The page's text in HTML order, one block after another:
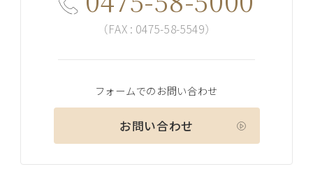
（FAX : 0475-58-5549）
フォームでのお問い合わせ
お問い合わせ